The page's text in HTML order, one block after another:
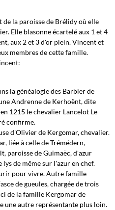
la paroisse de Brélidy où elle
Elle blasonne écartelé aux 1 et 4
aux 2 et 3 d'or plein. Vincent et
membres de cette famille.
la généalogie des Barbier de
Andrenne de Kerhoënt, dite
1215 le chevalier Lancelot Le
confirme.
d'Olivier de Kergomar, chevalier.
liée à celle de Trémédern,
paroisse de Guimaëc, d'azur
de même sur l'azur en chef.
pour vivre.Autrefamille
de gueules, chargée de trois
de la famille Kergomar de
une autre représentante plus loin.